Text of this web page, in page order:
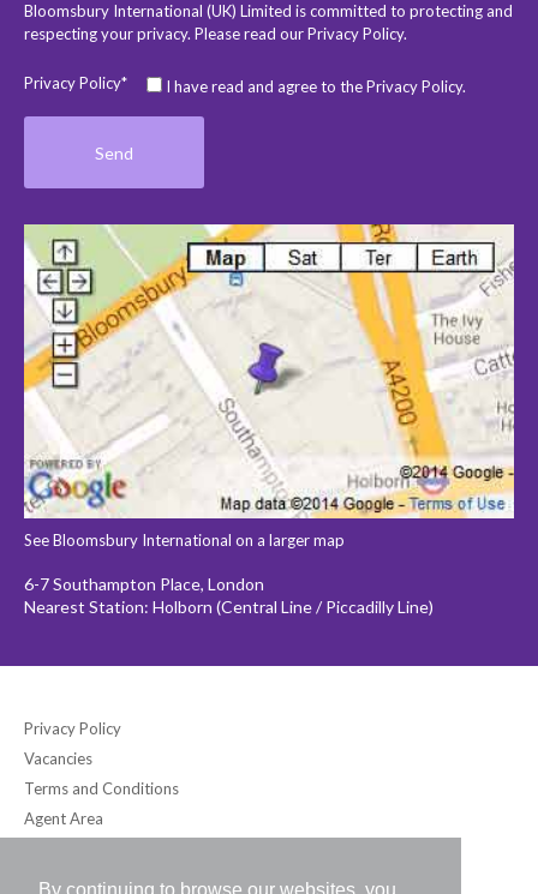
By continuing to browse our websites, you
Bloomsbury International (UK) Limited is committed to protecting and
respecting your privacy. Please read ourPrivacy Policy.
Privacy Policy* I have read and agree to the Privacy Policy.
See Bloomsbury International on a larger map
6-7 Southampton Place, London
Nearest Station: Holborn (Central Line / Piccadilly Line)
Privacy Policy
Vacancies
Terms and Conditions
Agent Area